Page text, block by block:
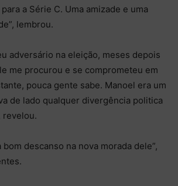
a Série C. Uma amizade e uma
lembrou.
adversário na eleição, meses depois
me procurou e se comprometeu em
pouca gente sabe. Manoel era um
de lado qualquer divergência politica
revelou.
bom descanso na nova morada dele”,